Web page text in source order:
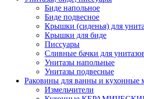
Биде напольное
Биде подвесное
Крышки (сиденья) для
Крышки для биде
Писсуары
Сливные бачки для
Унитазы напольные
Унитазы подвесные
Раковины для ванны и кухонные
Измельчители